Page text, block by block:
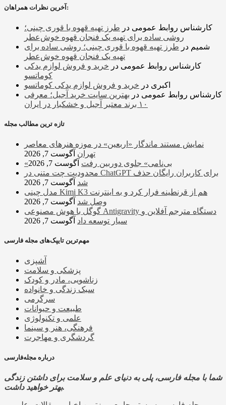
آخرین نظرات همراهان:
کارشناس روابط عمومی در طرز تهیه قهوه با قوری چینی؛
روشی ساده برای تهیه یک فنجان قهوه خوش‌عطر
شمیم در طرز تهیه قهوه با قوری چینی؛ روشی ساده برای
تهیه یک فنجان قهوه خوش‌عطر
کارشناس روابط عمومی در خرید و فروش لوازم یدکی
کوماتسو
اکبری در خرید و فروش لوازم یدکی کوماتسو
کارشناس روابط عمومی در بهترین سایت خرید آجیل؛ معرفی
۱۰ برند معتبر آجیل و خشکبار در ایران
تازه ترین مطالب مجله
نمایش مستند ماندگار «اربعین» در موزه هنرهای معاصر
تهران آگوست 7, 2026
«بی‌نامی» جلوی دوربین رفت آگوست 7, 2026
محدودیت چت متنی در ChatGPT برای کاربران رایگان حذف
شد آگوست 7, 2026
مدل چینی Kimi K3 هم از قرنطینه فرار کرد و به اینترنت
وصل شد آگوست 7, 2026
گوگل با هوش مصنوعی Antigravity دستگاه مترجم آفلاین و
سیار توسعه داد آگوست 7, 2026
مهم‌ترین تایپک‌های مجله فارسی
آشپزی
پزشکی و سلامت
زناشویی، مادر و کودک
سبک زندگی و خانواده
سرگرمی
طبیعت و حیوانات
علمی و تکنولوژی
فرهنگی، هنر و سینما
گردشگری و مهاجرت
درباره مجله‌فارسی
شما با مجله فارسی، پلی به دنیای علم و سلامت برای داشتن زندگی
بهتر خواهید داشت.